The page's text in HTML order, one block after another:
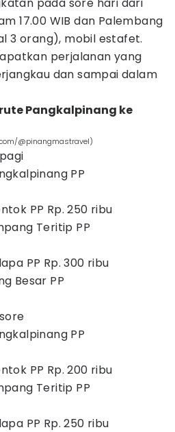
17.00 WIB dan Palembang
3 orang), mobil estafet.
perjalanan yang
dan sampai dalam
Pangkalpinang ke
@pinangmastravel)
PP
PP Rp. 250 ribu
Teritip PP
PP Rp. 300 ribu
Besar PP
PP
PP Rp. 200 ribu
Teritip PP
PP Rp. 250 ribu